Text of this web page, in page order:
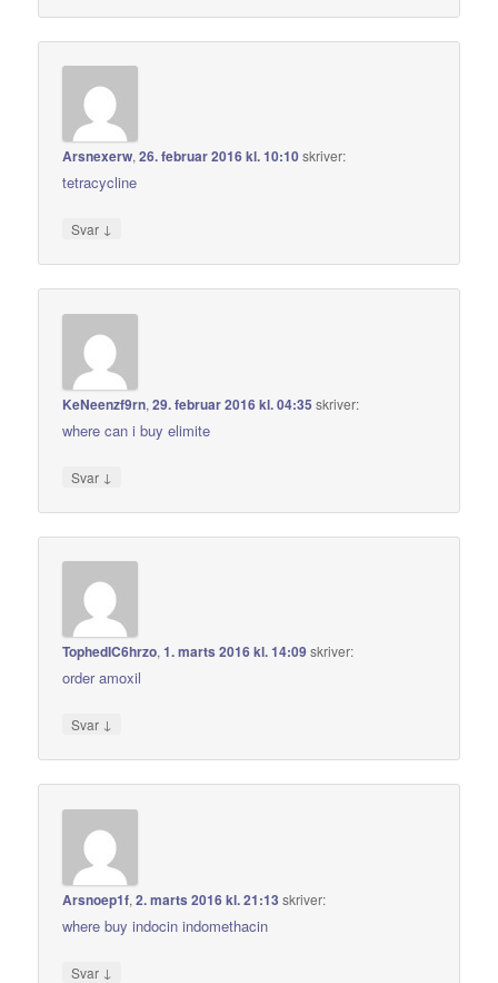
Arsnexerw,26. februar 2016 kl. 10:10skriver:
tetracycline
Svar ↓
KeNeenzf9rn,29. februar 2016 kl. 04:35 skriver:
where can i buy elimite
Svar ↓
TophedIC6hrzo,1. marts 2016 kl. 14:09skriver:
order amoxil
Svar ↓
Arsnoep1f,2. marts 2016 kl. 21:13 skriver:
where buy indocin indomethacin
Svar ↓